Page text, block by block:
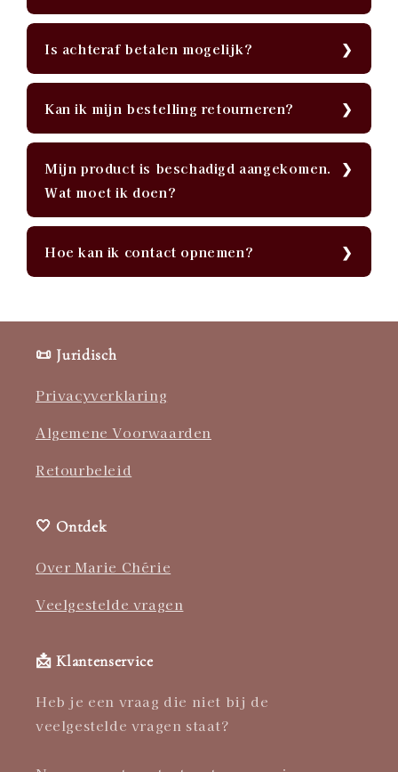
Is achteraf betalen mogelijk?
Kan ik mijn bestelling retourneren?
Mijn product is beschadigd aangekomen.
Wat moet ik doen?
Hoe kan ik contact opnemen?
📜 Juridisch
Privacyverklaring
Algemene Voorwaarden
Retourbeleid
🤍 Ontdek
Over Marie Chérie
Veelgestelde vragen
📩 Klantenservice
Heb je een vraag die niet bij de
veelgestelde vragen staat?